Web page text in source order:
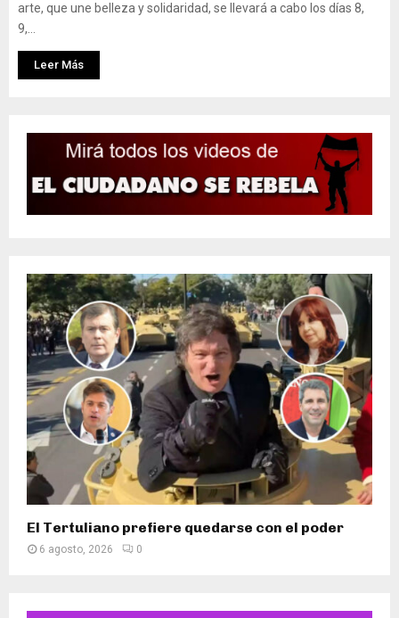
arte, que une belleza y solidaridad, se llevará a cabo los días 8,
9,...
Leer Más
El Tertuliano prefiere quedarse con el poder
6 agosto, 2026 0